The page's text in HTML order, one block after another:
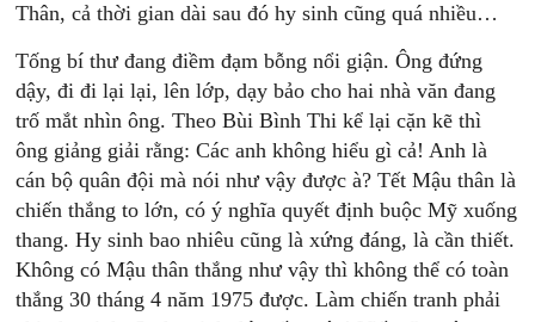
Thân, cả thời gian dài sau đó hy sinh cũng quá nhiều…
Tống bí thư đang điềm đạm bỗng nổi giận. Ông đứng
dậy, đi đi lại lại, lên lớp, dạy bảo cho hai nhà văn đang
trố mắt nhìn ông. Theo Bùi Bình Thi kể lại cặn kẽ thì
ông giảng giải rằng: Các anh không hiểu gì cả! Anh là
cán bộ quân đội mà nói như vậy được à? Tết Mậu thân là
chiến thắng to lớn, có ý nghĩa quyết định buộc Mỹ xuống
thang. Hy sinh bao nhiêu cũng là xứng đáng, là cần thiết.
Không có Mậu thân thắng như vậy thì không thể có toàn
thắng 30 tháng 4 năm 1975 được. Làm chiến tranh phải